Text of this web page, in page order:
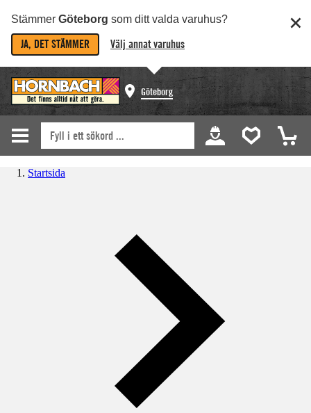
Stämmer Göteborg som ditt valda varuhus?
JA, DET STÄMMER Välj annat varuhus
Göteborg
Startsida